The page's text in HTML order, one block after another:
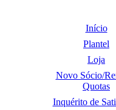
Início
Plantel
Loja
Novo Sócio/
Quotas
Inquérito de